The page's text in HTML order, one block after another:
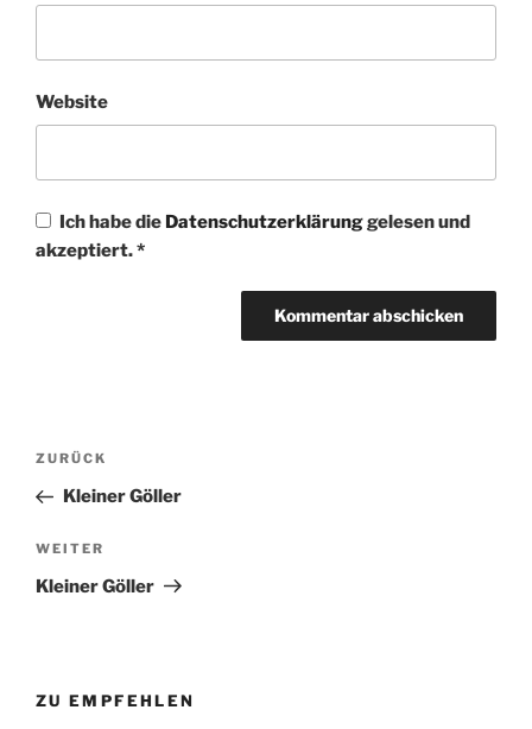
Website
Ich habe die Datenschutzerklärunggelesen und
akzeptiert.*
Beitragsnavigation
Vorheriger
Beitrag
ZURÜCK
Kleiner Göller
Nächster
Beitrag
WEITER
Kleiner Göller
ZU EMPFEHLEN